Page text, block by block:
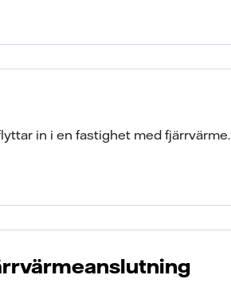
in i en fastighet med fjärrvärme.